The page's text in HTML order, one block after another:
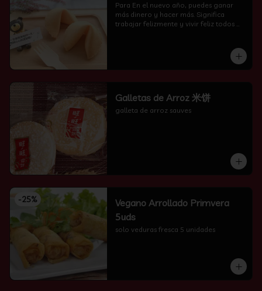
Para En el nuevo año, puedes ganar
más dinero y hacer más. Significa
trabajar felizmente y vivir feliz todos
Galletas de Arroz 米饼
galleta de arroz sauves
-25%
Vegano Arrollado Primvera
5uds
solo veduras fresca 5 unidades